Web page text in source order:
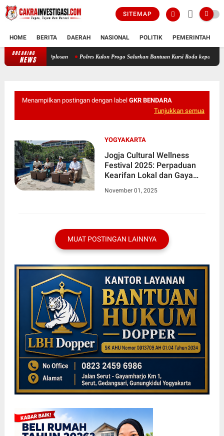
SITEMAP
HOME BERITA DAERAH NASIONAL POLITIK PEMERINTAH
BREAKING
NEWS Polda DIY Sita Lebih dari 13 Ribu Botol Miras Ilegal dan Oplosan
Menampilkan postingan dengan label GKR BENDARA
Tunjukkan semua
YOGYAKARTA
Jogja Cultural Wellness
Festival 2025: Perpaduan
Kearifan Lokal dan Gaya
November 01, 2025
MUAT POSTINGAN LAINNYA